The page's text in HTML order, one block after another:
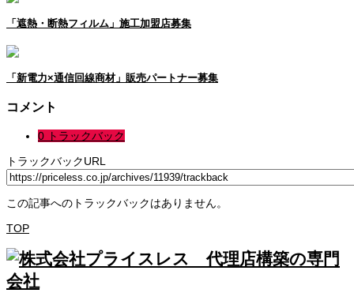
「遮熱・断熱フィルム」施工加盟店募集
「新電力×通信回線商材」販売パートナー募集
コメント
0 トラックバック
トラックバックURL
この記事へのトラックバックはありません。
TOP